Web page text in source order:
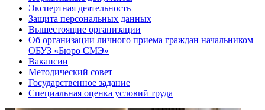
Экспертная деятельность
Защита персональных данных
Вышестоящие организации
Об организации личного приема граждан начальником
ОБУЗ «Бюро СМЭ»
Вакансии
Методический совет
Государственное задание
Специальная оценка условий труда